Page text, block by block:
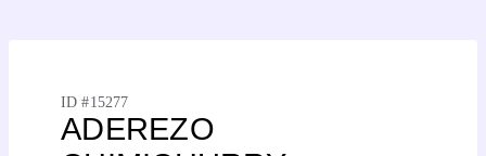
ID #15277
ADEREZO